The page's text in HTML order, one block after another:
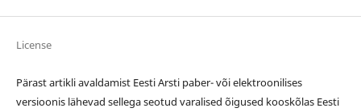
License
Pärast artikli avaldamist Eesti Arsti paber- või elektroonilises
versioonis lähevad sellega seotud varalised õigused kooskõlas Eesti